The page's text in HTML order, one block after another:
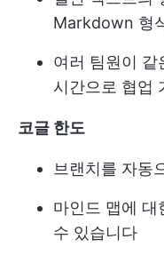
Markdown 형
여러 팀원이 같
시간으로 협업
코글 한도
브랜치를 자동
마인드 맵에 대
수 있습니다